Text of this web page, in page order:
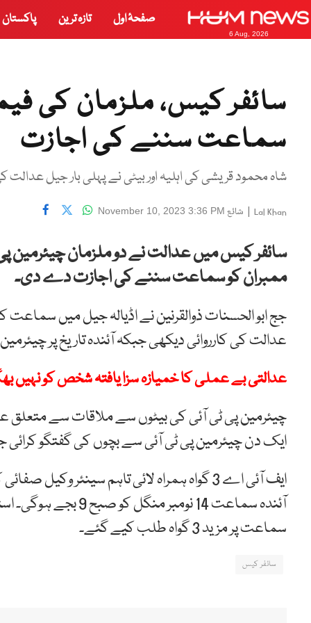
6 Aug, 2026
صفحۂ اول تازہ ترین پاکستان
سائفر کیس، ملزمان کی
سماعت سننے کی اجازت
شاہ محمود قریشی کی اہلیہ اور بیٹی نے پہلی بار جیل عدالت
Lal Khan
| شائع November 10, 2023 3:36 PM
سائفر کیس میں عدالت نے دو ملزمان چیئرمین
ممبران کو سماعت سننے کی اجازت دے دی۔
جج ابو الحسنات ذوالقرنین نے اڈیالہ جیل میں سماعت
عدالت کی کارروائی دیکھی جبکہ آئندہ تاریخ پر
عدالتی بے عملی کا خمیازہ سزا یافتہ شخص کو نہیں
چیئرمین پی ٹی آئی کی بیٹوں سے ملاقات سے متعلق
ایک دن چیئرمین پی ٹی آئی سے بچوں کی گفتگو کرائی
ایف آئی اے 3 گواہ ہمراہ لائی تاہم سینئر
سماعت پر مزید 3 گواہ طلب کیے گئے۔
سائفر کیس